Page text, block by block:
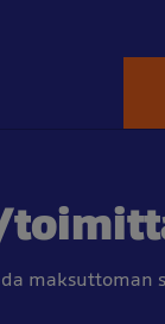
maksuttoman